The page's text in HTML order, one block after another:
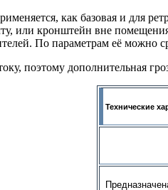
как базовая и для
или кронштейн вне
По параметрам её
поэтому дополнительная
Технические